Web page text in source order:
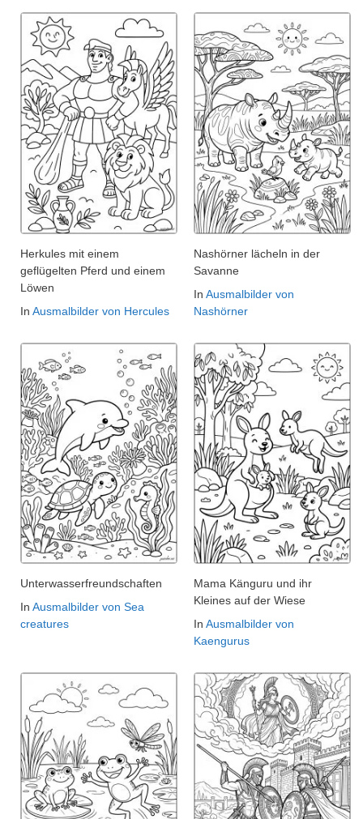
Herkules mit einem
geflügelten Pferd und einem
Löwen
In Ausmalbilder von Hercules
Nashörner lächeln in der
Savanne
In Ausmalbilder von
Nashörner
Unterwasserfreundschaften
In Ausmalbilder von Sea
creatures
Mama Känguru und ihr
Kleines auf der Wiese
In Ausmalbilder von
Kaengurus